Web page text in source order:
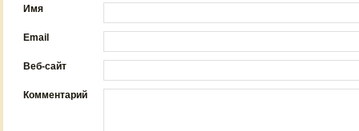
Имя
Email
Веб-сайт
Комментарий